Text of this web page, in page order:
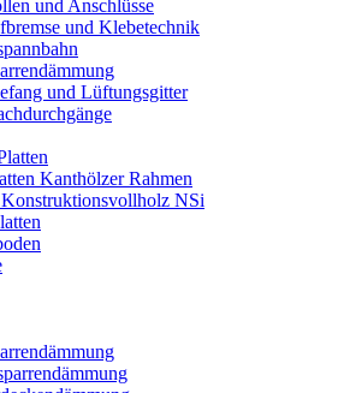
und Anschlüsse
und Klebetechnik
und Lüftungsgitter
Kanthölzer Rahmen
NSi